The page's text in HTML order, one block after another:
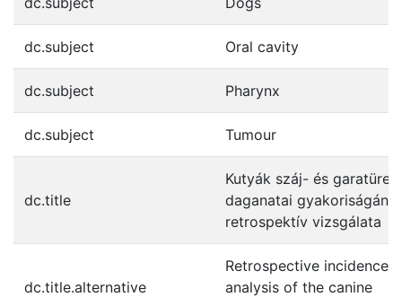
dc.subject Oral cavity
dc.subject Pharynx
dc.subject Tumour
dc.title
Kutyák száj- és garatüregi
daganatai
retrospektív vizsgálata
dc.title.alternative
Retrospective incidence
analysis of the canine